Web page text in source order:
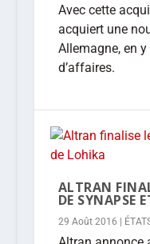
Avec cette
acquiert une
Allemagne, en
d’affaires.
ALTRAN
DE SYNAPSE
29 Août 2016 |